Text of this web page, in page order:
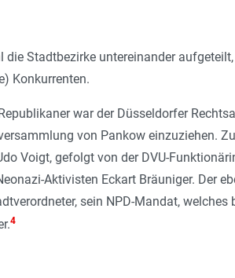
Stadtbezirke untereinander
Konkurrenten.
war der Düsseldorfer
von Pankow einzuziehen.
Voigt, gefolgt von der DVU-
Aktivisten Eckart Bräuniger. Der
sein NPD-Mandat, welches
4